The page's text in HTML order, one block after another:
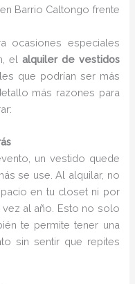
Barrio Caltongo frente
ocasiones especiales
el alquiler de vestidos
que podrían ser más
más razones para
un vestido quede
se use. Al alquilar, no
en tu closet ni por
al año. Esto no solo
te permite tener una
sin sentir que repites